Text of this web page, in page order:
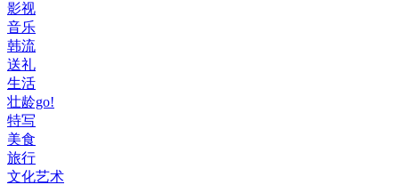
影视
音乐
韩流
送礼
生活
壮龄go!
特写
美食
旅行
文化艺术